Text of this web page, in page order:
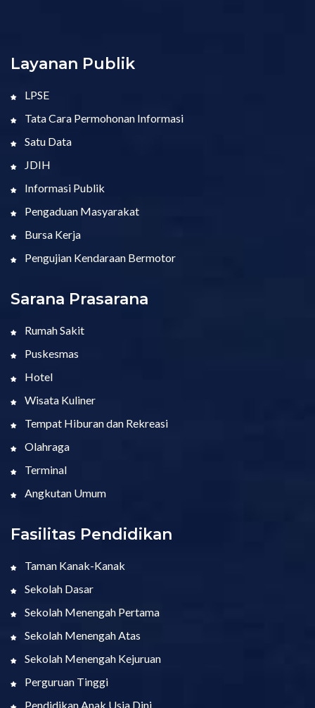
Layanan Publik
LPSE
Tata Cara Permohonan Informasi
Satu Data
JDIH
Informasi Publik
Pengaduan Masyarakat
Bursa Kerja
Pengujian Kendaraan Bermotor
Sarana Prasarana
Rumah Sakit
Puskesmas
Hotel
Wisata Kuliner
Tempat Hiburan dan Rekreasi
Olahraga
Terminal
Angkutan Umum
Fasilitas Pendidikan
Taman Kanak-Kanak
Sekolah Dasar
Sekolah Menengah Pertama
Sekolah Menengah Atas
Sekolah Menengah Kejuruan
Perguruan Tinggi
Pendidikan Anak Usia Dini